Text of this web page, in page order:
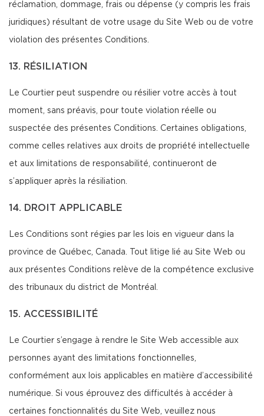
réclamation, dommage, frais ou dépense (y compris les frais
juridiques) résultant de votre usage du Site Web ou de votre
violation des présentes Conditions.
13. RÉSILIATION
Le Courtier peut suspendre ou résilier votre accès à tout
moment, sans préavis, pour toute violation réelle ou
suspectée des présentes Conditions. Certaines obligations,
comme celles relatives aux droits de propriété intellectuelle
et aux limitations de responsabilité, continueront de
s’appliquer après la résiliation.
14. DROIT APPLICABLE
Les Conditions sont régies par les lois en vigueur dans la
province de Québec, Canada. Tout litige lié au Site Web ou
aux présentes Conditions relève de la compétence exclusive
des tribunaux du district de Montréal.
15. ACCESSIBILITÉ
Le Courtier s’engage à rendre le Site Web accessible aux
personnes ayant des limitations fonctionnelles,
conformément aux lois applicables en matière d’accessibilité
numérique. Si vous éprouvez des difficultés à accéder à
certaines fonctionnalités du Site Web, veuillez nous